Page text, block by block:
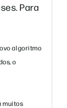
Para
algoritmo
o
muitos